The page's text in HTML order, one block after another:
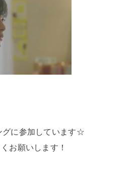
に参加しています☆
お願いします！